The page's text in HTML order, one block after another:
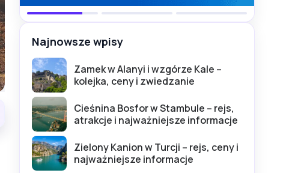
Najnowsze wpisy
Zamek w Alanyi i wzgórze Kale –
kolejka, ceny i zwiedzanie
Cieśnina Bosfor w Stambule – rejs,
atrakcje i najważniejsze informacje
Zielony Kanion w Turcji – rejs, ceny i
najważniejsze informacje